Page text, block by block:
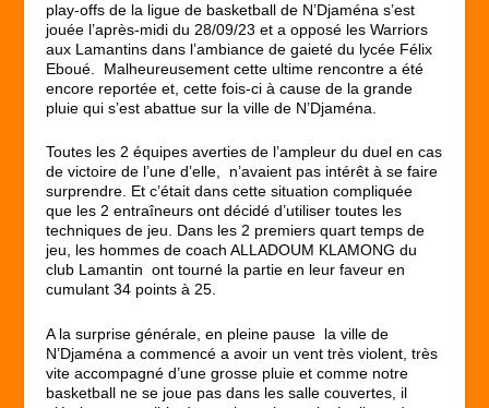
play-offs de la ligue de basketball de N’Djaména s’est
jouée l’après-midi du 28/09/23 et a opposé les Warriors
aux Lamantins dans l’ambiance de gaieté du lycée Félix
Eboué. Malheureusement cette ultime rencontre a été
encore reportée et, cette fois-ci à cause de la grande
pluie qui s’est abattue sur la ville de N’Djaména.
Toutes les 2 équipes averties de l’ampleur du duel en cas
de victoire de l’une d’elle, n’avaient pas intérêt à se faire
surprendre. Et c’était dans cette situation compliquée
que les 2 entraîneurs ont décidé d’utiliser toutes les
techniques de jeu. Dans les 2 premiers quart temps de
jeu, les hommes de coach ALLADOUM KLAMONG du
club Lamantin ont tourné la partie en leur faveur en
cumulant 34 points à 25.
A la surprise générale, en pleine pause la ville de
N’Djaména a commencé a avoir un vent très violent, très
vite accompagné d’une grosse pluie et comme notre
basketball ne se joue pas dans les salle couvertes, il